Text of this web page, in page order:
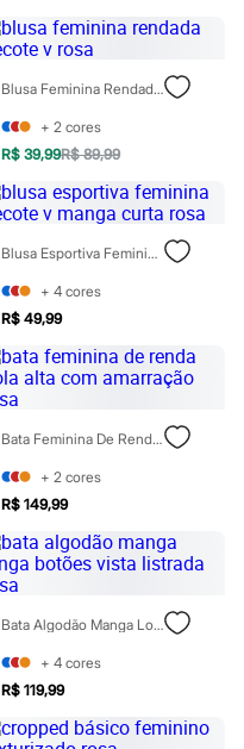
Blusa Feminina Rendada Decote V Rosa
+ 2 cores
R$ 39,99R$ 89,99
Blusa Esportiva Feminina Decote V Manga Curta Rosa
+ 4 cores
R$ 49,99
Bata Feminina De Renda Gola Alta Com Amarração Rosa
+ 2 cores
R$ 149,99
Bata Algodão Manga Longa Botões Vista Listrada Rosa
+ 4 cores
R$ 119,99